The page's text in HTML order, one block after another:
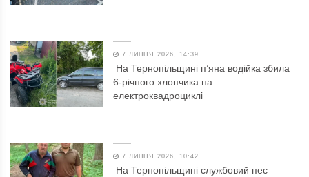
7 ЛИПНЯ 2026, 14:39
На Тернопільщині п’яна водійка збила
6-річного хлопчика на
електроквадроциклі
7 ЛИПНЯ 2026, 10:42
На Тернопільщині службовий пес